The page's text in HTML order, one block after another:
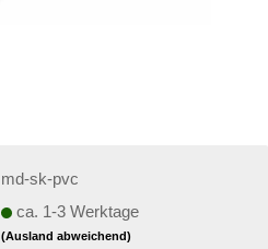
md-sk-pvc
ca. 1-3 Werktage
(Ausland abweichend)